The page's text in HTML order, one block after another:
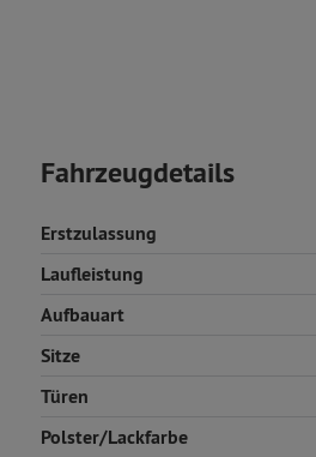
Fahrzeugdetails
Erstzulassung
Laufleistung
Aufbauart
Sitze
Türen
Polster/Lackfarbe